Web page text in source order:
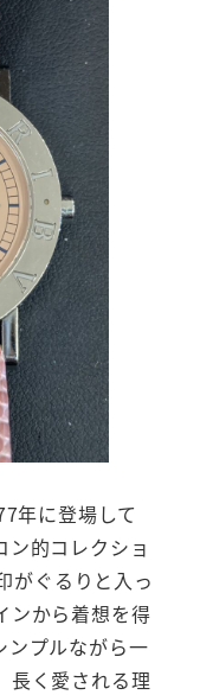
年に登場して
ン的コレクショ
がぐるりと入っ
ンから着想を得
ンプルながら一
長く愛される理